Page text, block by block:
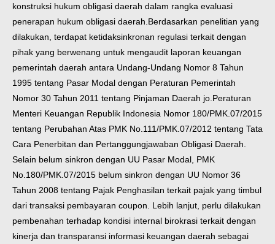
konstruksi hukum obligasi daerah dalam rangka evaluasi
penerapan hukum obligasi daerah. Berdasarkan penelitian yang
dilakukan, terdapat ketidaksinkronan regulasi terkait dengan
pihak yang berwenang untuk mengaudit laporan keuangan
pemerintah daerah antara Undang-Undang Nomor 8 Tahun
1995 tentang Pasar Modal dengan Peraturan Pemerintah
Nomor 30 Tahun 2011 tentang Pinjaman Daerah jo.Peraturan
Menteri Keuangan Republik Indonesia Nomor 180/PMK.07/2015
tentang Perubahan Atas PMK No.111/PMK.07/2012 tentang Tata
Cara Penerbitan dan Pertanggungjawaban Obligasi Daerah.
Selain belum sinkron dengan UU Pasar Modal, PMK
No.180/PMK.07/2015 belum sinkron dengan UU Nomor 36
Tahun 2008 tentang Pajak Penghasilan terkait pajak yang timbul
dari transaksi pembayaran coupon. Lebih lanjut, perlu dilakukan
pembenahan terhadap kondisi internal birokrasi terkait dengan
kinerja dan transparansi informasi keuangan daerah sebagai